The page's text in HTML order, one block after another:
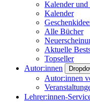
Kalender und
Kalender
Alle Bücher
Aktuelle
Topseller
Autor:innen
Autor:innen
Lehrer:innen-